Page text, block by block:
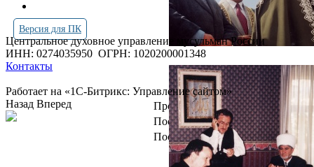
Версия для ПК
Центральное духовное управление мусульман России
ИНН: 0274035950 ОГРН: 1020200001348
Контакты
Работает на «1С-Битрикс: Управление сайтом»
Просмотров всего:
4246694
Посетителей сегодня:
3708
Посетителей в онлайн:
23
Назад Вперед